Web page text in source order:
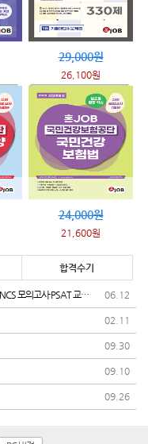
29,000원
26,100원
24,000원
21,600원
합격수기
모의고사·PSAT 교재
06.12
02.11
09.30
09.10
09.26